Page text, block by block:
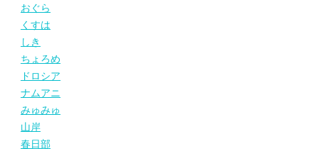
おぐら
くすは
しき
ちょろめ
ドロシア
ナムアニ
みゅみゅ
山岸
春日部